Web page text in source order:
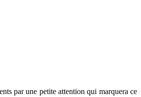
par une petite attention qui marquera ce